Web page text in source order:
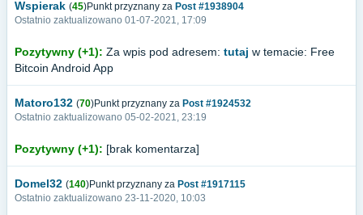
Wspierak (45)Punkt przyznany za Post #1938904
Ostatnio zaktualizowano 01-07-2021, 17:09
Pozytywny (+1): Za wpis pod adresem: tutaj w temacie: Free
Bitcoin Android App
Matoro132 (70)Punkt przyznany za Post #1924532
Ostatnio zaktualizowano 05-02-2021, 23:19
Pozytywny (+1): [brak komentarza]
Domel32 (140)Punkt przyznany za Post #1917115
Ostatnio zaktualizowano 23-11-2020, 10:03